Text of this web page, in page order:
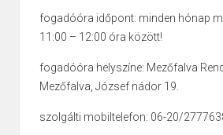
fogadóóra időpont: minden hónap
11:00 – 12:00 óra között!
fogadóóra helyszíne: Mezőfalva
Mezőfalva, József nádor 19.
szolgálti mobiltelefon: 06-20/